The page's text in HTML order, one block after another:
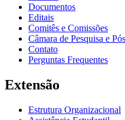
Documentos
Editais
Comitês e Comissões
Câmara de Pesquisa e
Contato
Perguntas Frequentes
Extensão
Estrutura Organizacional